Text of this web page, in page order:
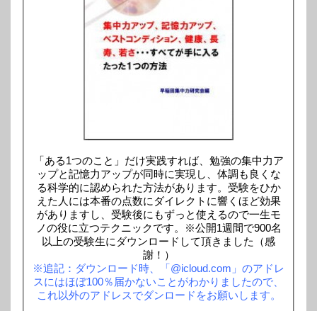
「ある1つのこと」だけ実践すれば、勉強の集中力ア
ップと記憶力アップが同時に実現し、体調も良くな
る科学的に認められた方法があります。受験をひか
えた人には本番の点数にダイレクトに響くほど効果
がありますし、受験後にもずっと使えるので一生モ
ノの役に立つテクニックです。※公開1週間で900名
以上の受験生にダウンロードして頂きました（感
謝！）
※追記：ダウンロード時、「@icloud.com」のアドレ
スにはほぼ100％届かないことがわかりましたので、
これ以外のアドレスでダンロードをお願いします。